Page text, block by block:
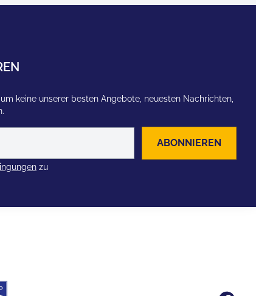
keine unserer besten Angebote, neuesten Nachrichten,
ABONNIEREN
zu